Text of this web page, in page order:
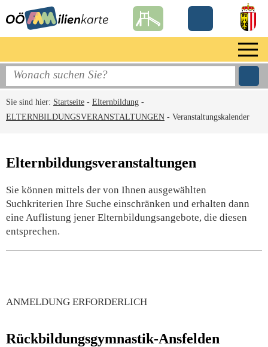
Sie sind hier: Startseite - Elternbildung -
ELTERNBILDUNGSVERANSTALTUNGEN - Veranstaltungskalender
Elternbildungsveranstaltungen
Sie können mittels der von Ihnen ausgewählten
Suchkriterien Ihre Suche einschränken und erhalten dann
eine Auflistung jener Elternbildungsangebote, die diesen
entsprechen.
ANMELDUNG ERFORDERLICH
Rückbildungsgymnastik-Ansfelden